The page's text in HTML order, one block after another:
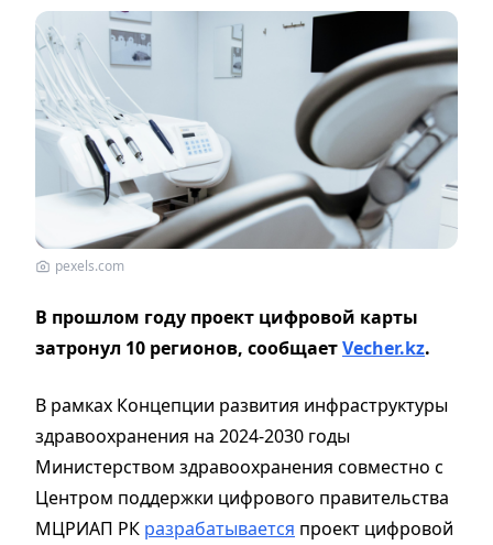
pexels.com
В прошлом году проект цифровой карты
затронул 10 регионов, сообщаетVecher.kz.
В рамках Концепции развития инфраструктуры
здравоохранения на 2024-2030 годы
Министерством здравоохранения совместно с
Центром поддержки цифрового правительства
МЦРИАП РК разрабатывается проект цифровой